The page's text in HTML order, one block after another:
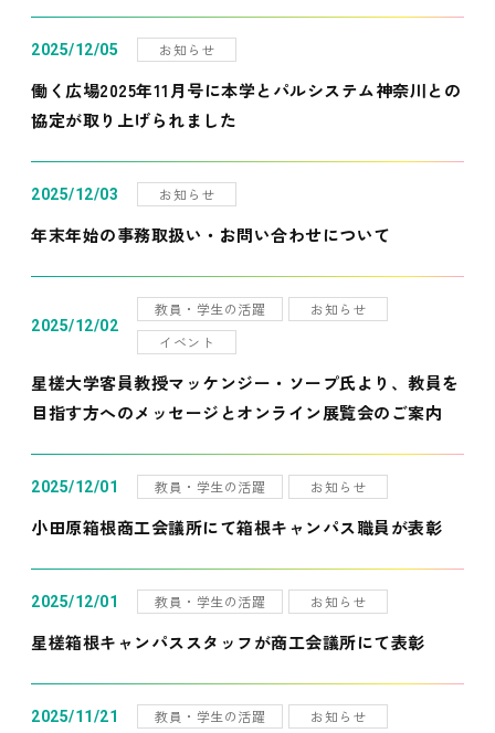
2025/12/05 お知らせ
働く広場2025年11月号に本学とパルシステム神奈川との
協定が取り上げられました
2025/12/03 お知らせ
年末年始の事務取扱い・お問い合わせについて
2025/12/02
教員・学生の活躍
お知らせ
イベント
星槎大学客員教授マッケンジー・ソープ氏より、教員を
目指す方へのメッセージとオンライン展覧会のご案内
2025/12/01 教員・学生の活躍 お知らせ
小田原箱根商工会議所にて箱根キャンパス職員が表彰
2025/12/01 教員・学生の活躍 お知らせ
星槎箱根キャンパススタッフが商工会議所にて表彰
2025/11/21 教員・学生の活躍 お知らせ